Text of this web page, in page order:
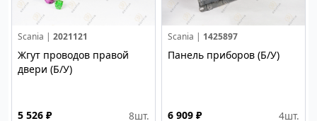
Scania | 2021121
Жгут проводов правой
двери (Б/У)
5 526 ₽ 8шт.
Scania | 1425897
Панель приборов (Б/У)
6 909 ₽ 4шт.